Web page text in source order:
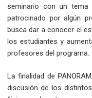
seminario con un
patrocinado por algún
busca dar a conocer el
los estudiantes y
profesores del programa.
La finalidad de
discusión de los